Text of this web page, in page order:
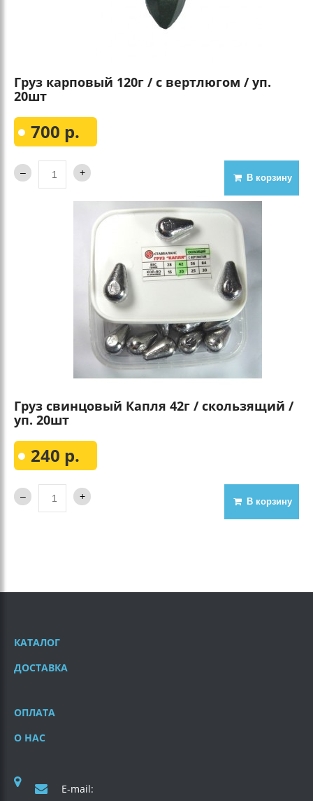
Груз карповый 120г / с вертлюгом / уп.
20шт
700 р.
В корзину
Груз свинцовый Капля 42г / скользящий /
уп. 20шт
240 р.
В корзину
КАТАЛОГ
ДОСТАВКА
ОПЛАТА
О НАС
E-mail: